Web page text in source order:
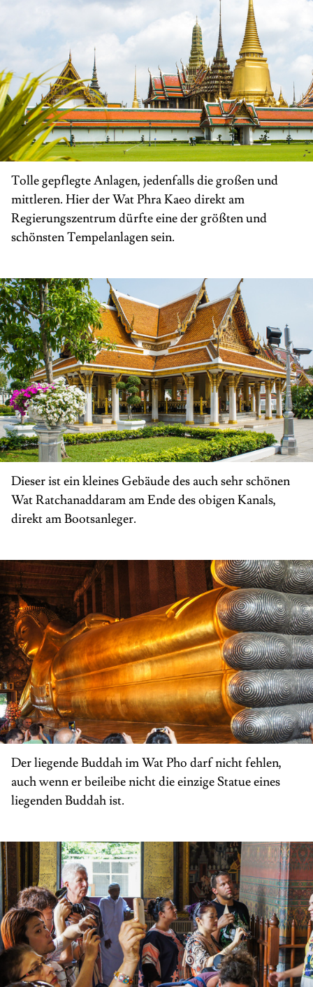
Tolle gepflegte Anlagen, jedenfalls die großen und
mittleren. Hier der Wat Phra Kaeo direkt am
Regierungszentrum dürfte eine der größten und
schönsten Tempelanlagen sein.
Dieser ist ein kleines Gebäude des auch sehr schönen
Wat Ratchanaddaram am Ende des obigen Kanals,
direkt am Bootsanleger.
Der liegende Buddah im Wat Pho darf nicht fehlen,
auch wenn er beileibe nicht die einzige Statue eines
liegenden Buddah ist.